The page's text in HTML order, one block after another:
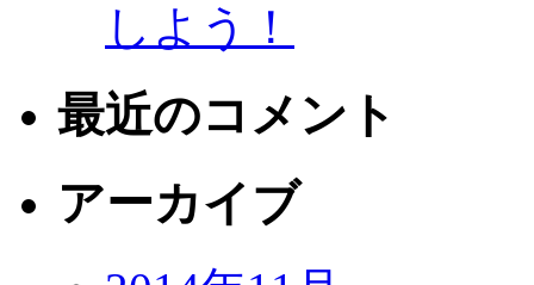
しよう！
最近のコメント
アーカイブ